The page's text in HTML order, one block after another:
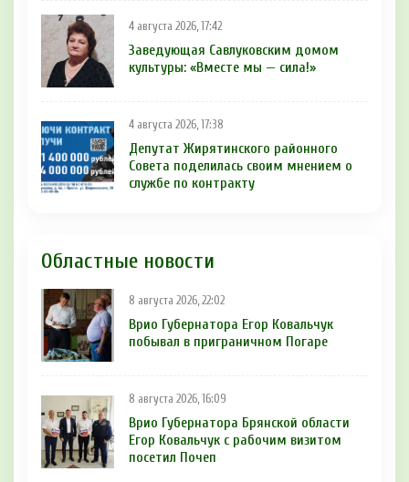
4 августа 2026, 17:42
Заведующая Савлуковским домом
культуры: «Вместе мы — сила!»
4 августа 2026, 17:38
Депутат Жирятинского районного
Совета поделилась своим мнением о
службе по контракту
Областные новости
8 августа 2026, 22:02
Врио Губернатора Егор Ковальчук
побывал в приграничном Погаре
8 августа 2026, 16:09
Врио Губернатора Брянской области
Егор Ковальчук с рабочим визитом
посетил Почеп